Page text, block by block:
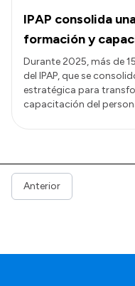
IPAP consolida
formación y
Durante 2025, más de
del IPAP, que se
estratégica para
capacitación del
Anterior